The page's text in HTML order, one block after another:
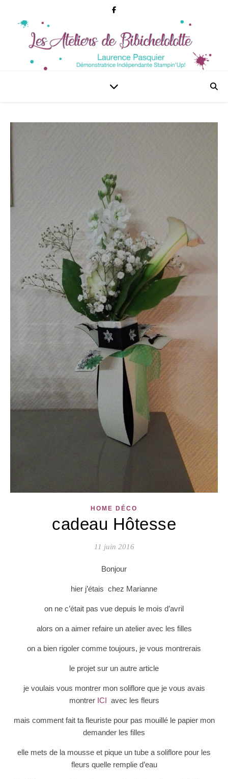
HOME DÉCO
cadeau Hôtesse
11 juin 2016
Bonjour
hier j’étais chez Marianne
on ne c’était pas vue depuis le mois d’avril
alors on a aimer refaire un atelier avec les filles
on a bien rigoler comme toujours, je vous montrerais
le projet sur un autre article
je voulais vous montrer mon soliflore que je vous avais
montrer ICI avec les fleurs
mais comment fait ta fleuriste pour pas mouillé le papier mon
demander les filles
elle mets de la mousse et pique un tube a soliflore pour les
fleurs quelle remplie d’eau